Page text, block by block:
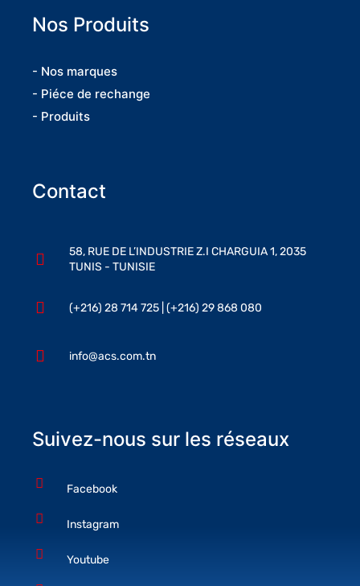
Nos Produits
- Nos marques
- Piéce de rechange
- Produits
Contact
58, RUE DE L’INDUSTRIE Z.I CHARGUIA 1, 2035
TUNIS - TUNISIE
(+216) 28 714 725 | (+216) 29 868 080
info@acs.com.tn
Suivez-nous sur les réseaux
Facebook
Instagram
Youtube